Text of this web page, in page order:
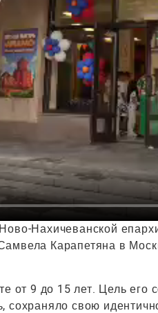
Нахичеванской
Карапетяна в
от 9 до 15 лет. Цель
сохраняло свою